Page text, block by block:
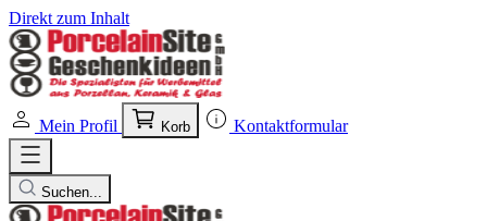
Direkt zum Inhalt
Mein Profil Korb Kontaktformular
Suchen...